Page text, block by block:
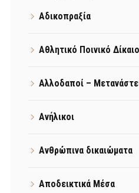
Αδικοπραξία
Αθλητικό Ποινικό Δίκαιο
Αλλοδαποί –
Ανήλικοι
Ανθρώπινα δικαιώματα
Αποδεικτικά Μέσα